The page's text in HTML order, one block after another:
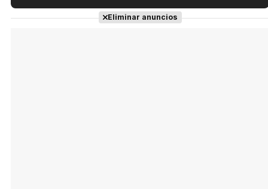
Tráiler en español de 'La isla olvidada'
Eliminar anuncios